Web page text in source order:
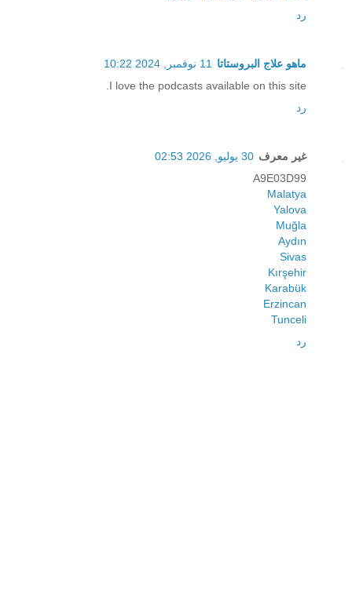
رد
ماهو علاج البروستاتا
11 نوفمبر, 2024 10:22
I love the podcasts available on this site.
رد
غير معرف 30 يوليو, 2026 02:53
A9E03D99
Malatya
Yalova
Muğla
Aydın
Sivas
Kırşehir
Karabük
Erzincan
Tunceli
رد